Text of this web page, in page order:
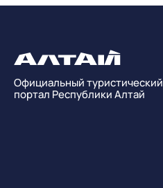
Официальный туристический
портал Республики Алтай